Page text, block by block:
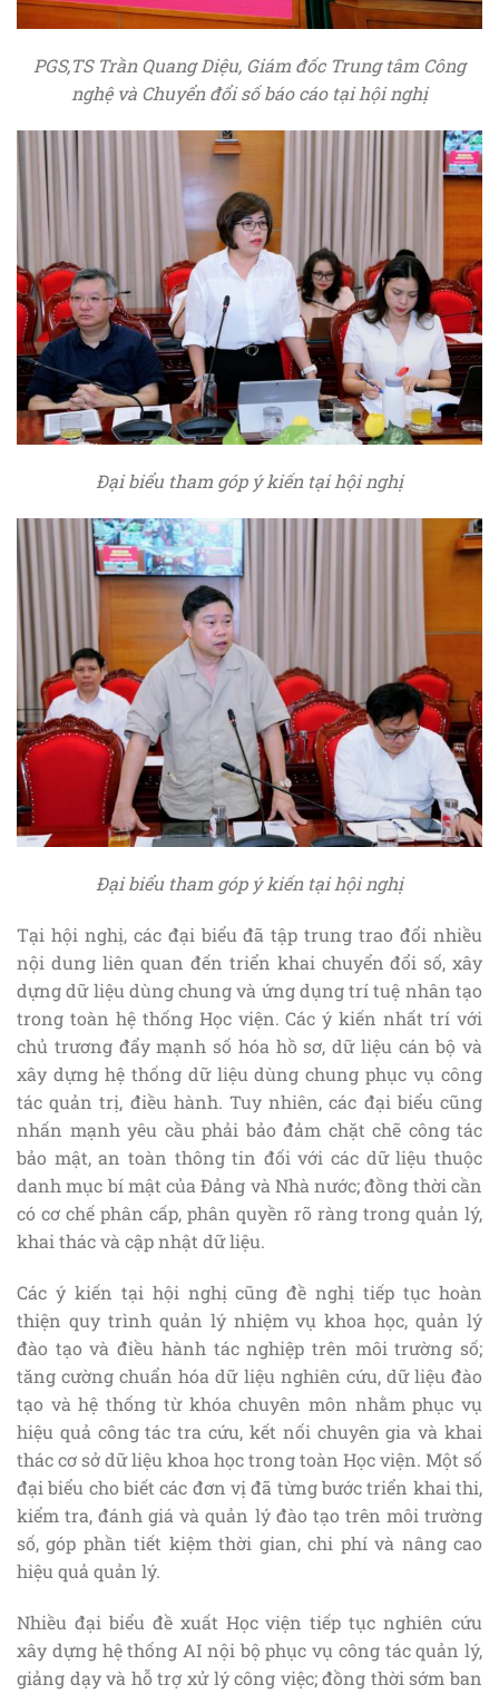
PGS,TS Trần Quang Diệu, Giám đốc Trung tâm Công
nghệ và Chuyển đổi số báo cáo tại hội nghị
Đại biểu tham góp ý kiến tại hội nghị
Đại biểu tham góp ý kiến tại hội nghị
Tại hội nghị, các đại biểu đã tập trung trao đổi nhiều
nội dung liên quan đến triển khai chuyển đổi số, xây
dựng dữ liệu dùng chung và ứng dụng trí tuệ nhân tạo
trong toàn hệ thống Học viện. Các ý kiến nhất trí với
chủ trương đẩy mạnh số hóa hồ sơ, dữ liệu cán bộ và
xây dựng hệ thống dữ liệu dùng chung phục vụ công
tác quản trị, điều hành. Tuy nhiên, các đại biểu cũng
nhấn mạnh yêu cầu phải bảo đảm chặt chẽ công tác
bảo mật, an toàn thông tin đối với các dữ liệu thuộc
danh mục bí mật của Đảng và Nhà nước; đồng thời cần
có cơ chế phân cấp, phân quyền rõ ràng trong quản lý,
khai thác và cập nhật dữ liệu.
Các ý kiến tại hội nghị cũng đề nghị tiếp tục hoàn
thiện quy trình quản lý nhiệm vụ khoa học, quản lý
đào tạo và điều hành tác nghiệp trên môi trường số;
tăng cường chuẩn hóa dữ liệu nghiên cứu, dữ liệu đào
tạo và hệ thống từ khóa chuyên môn nhằm phục vụ
hiệu quả công tác tra cứu, kết nối chuyên gia và khai
thác cơ sở dữ liệu khoa học trong toàn Học viện. Một số
đại biểu cho biết các đơn vị đã từng bước triển khai thi,
kiểm tra, đánh giá và quản lý đào tạo trên môi trường
số, góp phần tiết kiệm thời gian, chi phí và nâng cao
hiệu quả quản lý.
Nhiều đại biểu đề xuất Học viện tiếp tục nghiên cứu
xây dựng hệ thống AI nội bộ phục vụ công tác quản lý,
giảng dạy và hỗ trợ xử lý công việc; đồng thời sớm ban